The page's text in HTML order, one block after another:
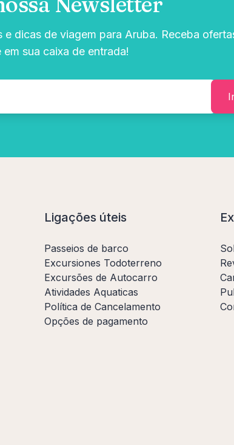
dicas de viagem para Aruba. Receba
sua caixa de entrada!
Ligações úteis
Passeios de barco
Excursiones Todoterreno
Excursões de Autocarro
Atividades Aquaticas
Política de Cancelamento
Opções de pagamento